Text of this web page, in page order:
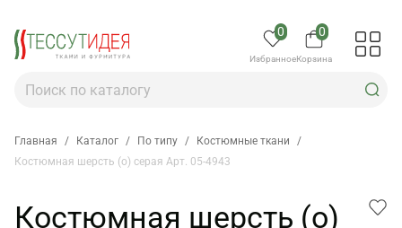
0
Избранное
0
Корзина
Главная / Каталог / По типу / Костюмные ткани
/
Костюмная шерсть (о) серая Арт. 05-4943
Костюмная шерсть (о)